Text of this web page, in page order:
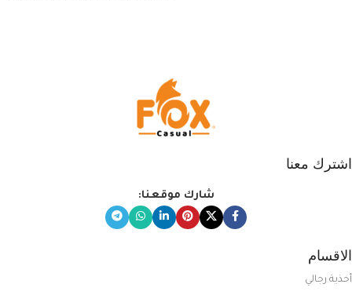
اشترك معنا
شارك موقعنا:
الاقسام
أحذية رجالي